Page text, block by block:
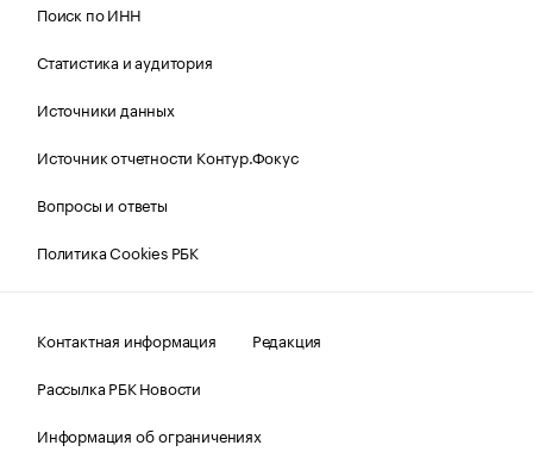
Поиск по ИНН
Статистика и аудитория
Источники данных
Источник отчетности Контур.Фокус
Вопросы и ответы
Политика Cookies РБК
Контактная информация
Редакция
Рассылка РБК Новости
Информация об ограничениях